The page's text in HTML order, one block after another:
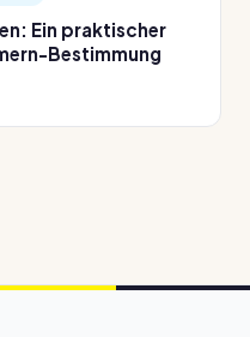
Ein praktischer
Bestimmung